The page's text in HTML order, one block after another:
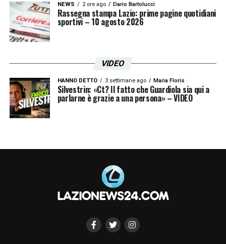
NEWS 2 ore ago Dario Bartolucci
Rassegna stampa Lazio: prime pagine quotidiani
sportivi – 10 agosto 2026
VIDEO
HANNO DETTO 3 settimane ago Maria Floris
Silvestrin: «Ct? Il fatto che Guardiola sia qui a
parlarne è grazie a una persona» – VIDEO